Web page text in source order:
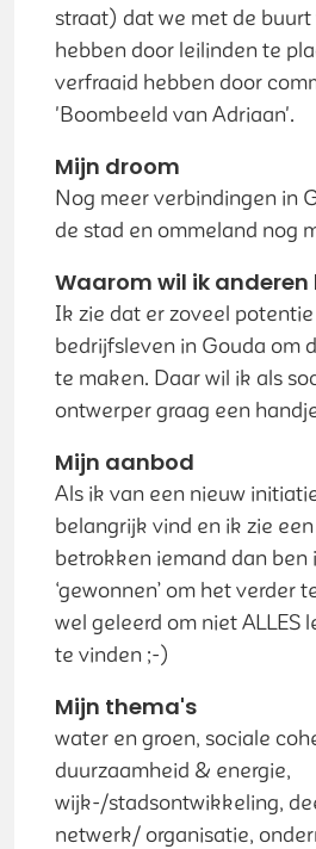
straat) dat we met de buurt
hebben door leilinden te
verfraaid hebben door
'Boombeeld van Adriaan'.
Mijn droom
Nog meer verbindingen in
de stad en ommeland nog
Waarom wil ik anderen
Ik zie dat er zoveel
bedrijfsleven in Gouda om
te maken. Daar wil ik als
ontwerper graag een
Mijn aanbod
Als ik van een nieuw
belangrijk vind en ik zie
betrokken iemand dan ben
‘gewonnen’ om het verder
wel geleerd om niet ALLES
te vinden ;-)
Mijn thema's
water en groen, sociale
duurzaamheid & energie,
wijk-/stadsontwikkeling,
netwerk/ organisatie,